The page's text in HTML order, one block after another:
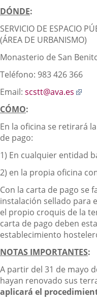
DÓNDE:
SERVICIO DE ESPACIO
(ÁREA DE URBANISMO)
Monasterio de San
Teléfono: 983 426 366
Email: scstt@ava.es
CÓMO:
En la oficina se retirará
de pago:
1) En cualquier entidad
2) en la propia oficina
Con la carta de pago se
instalación sellado para
el propio croquis de la
carta de pago deben
establecimiento
NOTAS IMPORTANTES:
A partir del 31 de mayo
hayan renovado sus
aplicará el